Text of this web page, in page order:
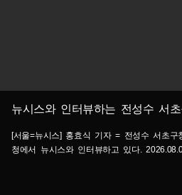
뉴시스와 인터뷰하는 전성수 서
[서울=뉴시스] 홍효식 기자 = 전성수 서초
청에서 뉴시스와 인터뷰하고 있다.